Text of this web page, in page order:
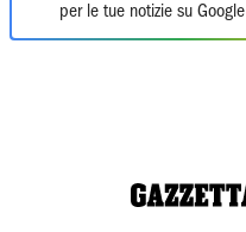
per le tue notizie su Google